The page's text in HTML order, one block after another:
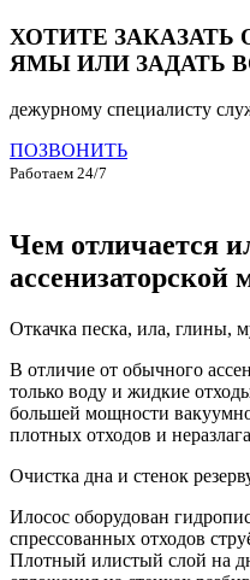
ХОТИТЕ
ЯМЫ ИЛИ ЗАДАТЬ
дежурному специалисту
ПОЗВОНИТЬ
Работаем 24/7
Чем отличается
Откачка песка, ила, глины,
В отличие от обычного
только воду и жидкие
большей мощности
плотных отходов и
Очистка дна и стенок
Илосос оборудован
спрессованных отходов
Плотный илистый слой на